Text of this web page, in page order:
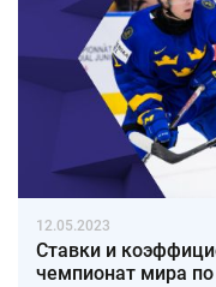
12.05.2023
Ставки и
чемпионат мира